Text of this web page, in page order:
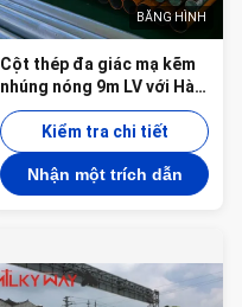
BĂNG HÌNH
Cột thép đa giác mạ kẽm
nhúng nóng 9m LV với Hàn
AWS D1.1 và Mạ kẽm 86um
Kiểm tra chi tiết
Nhận một trích dẫn